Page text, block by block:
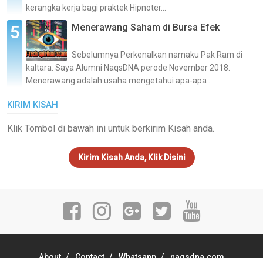
kerangka kerja bagi praktek Hipnoter...
Menerawang Saham di Bursa Efek
Sebelumnya Perkenalkan namaku Pak Ram di
kaltara. Saya Alumni NaqsDNA perode November 2018.
Menerawang adalah usaha mengetahui apa-apa ...
KIRIM KISAH
Klik Tombol di bawah ini untuk berkirim Kisah anda.
Kirim Kisah Anda, Klik Disini